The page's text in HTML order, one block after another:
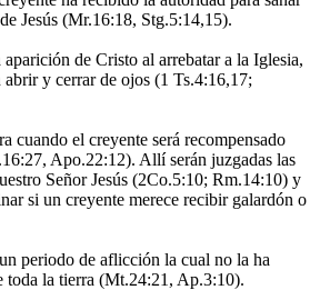
Jesús (Mr.16:18, Stg.5:14,15).
de Cristo al arrebatar a la Iglesia,
y cerrar de ojos (1 Ts.4:16,17;
cuando el creyente será recompensado
Apo.22:12). Allí serán juzgadas las
Señor Jesús (2Co.5:10; Rm.14:10) y
si un creyente merece recibir galardón o
un periodo de aflicción la cual no la ha
toda la tierra (Mt.24:21, Ap.3:10).